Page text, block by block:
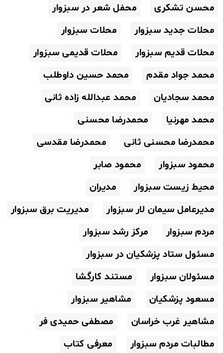
محسن تشکری
محفل شعر در سبزوار
محلات جدید سبزوار
محلات سبزوار
محلات قدیم سبزوار
محلات قدیمی سبزوار
محمد جواد مقدم
محمد حسین داوطلب
محمد سجادیان
محمد عبدالله زاده ثانی
محمد مهرنیا
محمدرضا محسنی
محمدرضا محسنی ثانی
محمدرضا مقدسی
محمود سبزوار
محمود صابر
محیط زیست سبزوار
مدیران
مدیرعامل سیمان لار سبزوار
مدیریت برق سبزوار
مردم سبزوار
مرکز رشد سبزوار
مسئول ستاد پزشکیان در سبزوار
مسئولان سبزوار
مستند کارگشا
مسعود پزشکیان
مشاهیر سبزوار
مشاهیر غرب خراسان
مصطفی حمیدی فر
مطالبات مردم سبزوار
معرفی کتاب